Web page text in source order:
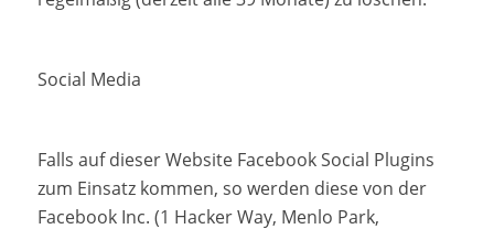
Social Media
Falls auf dieser Website Facebook Social Plugins
zum Einsatz kommen, so werden diese von der
Facebook Inc. (1 Hacker Way, Menlo Park,